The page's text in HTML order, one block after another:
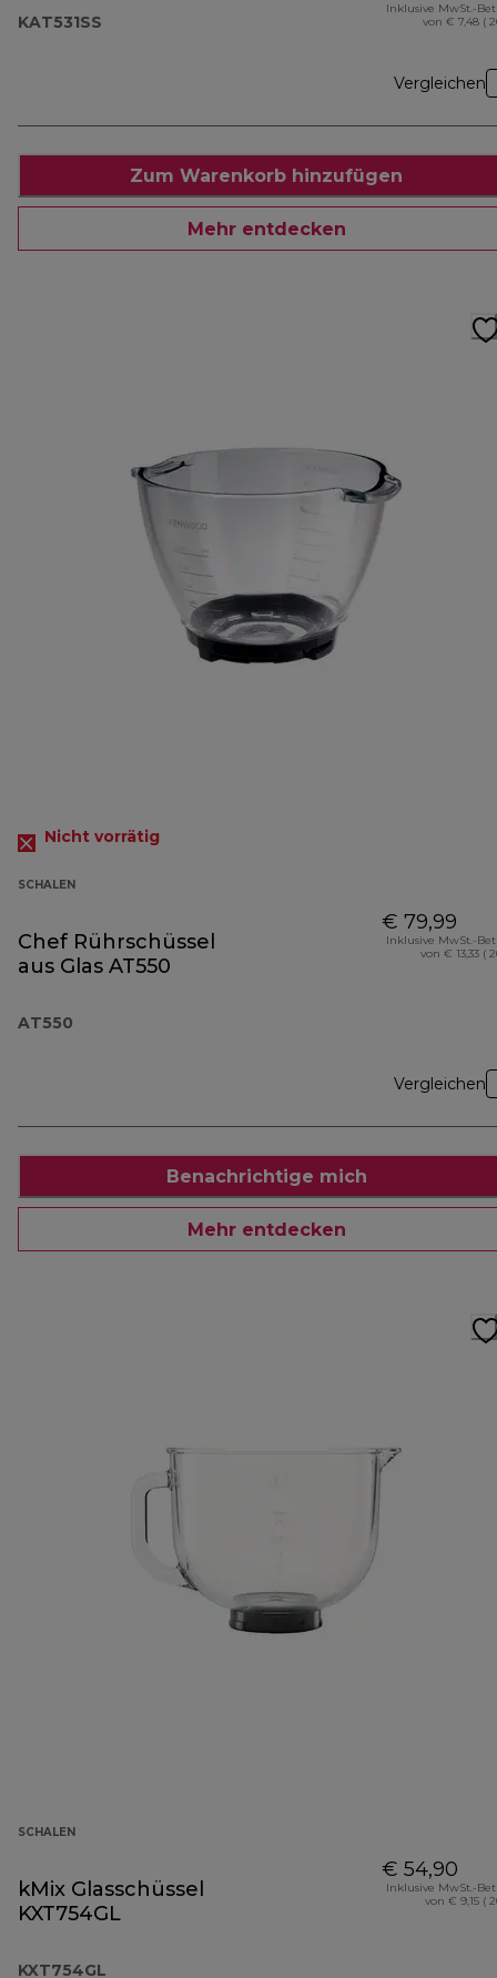
KAT531SS
Inklusive MwSt.-
von € 7,48 (
Vergleichen
Zum Warenkorb hinzufügen
Mehr entdecken
Nicht vorrätig
SCHALEN
Chef Rührschüssel
aus Glas AT550
AT550
€ 79,99
Inklusive MwSt.-
von € 13,33 (
Vergleichen
Benachrichtige mich
Mehr entdecken
SCHALEN
kMix Glasschüssel
KXT754GL
KXT754GL
€ 54,90
Inklusive MwSt.-
von € 9,15 (